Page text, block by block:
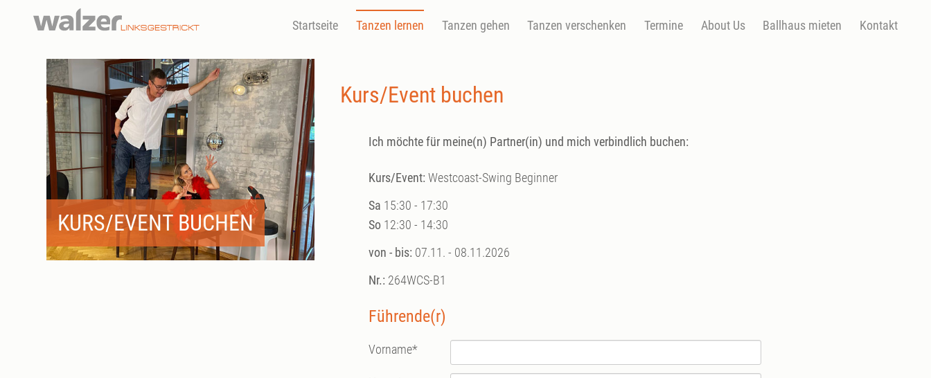
Startseite Tanzen lernen Tanzen gehen Tanzen verschenken Termine About Us Ballhaus mieten Kontakt
KURS/EVENT BUCHEN
Kurs/Event buchen
Ich möchte für meine(n) Partner(in) und mich verbindlich buchen:
Kurs/Event: Westcoast-Swing Beginner
Sa 15:30 - 17:30
So12:30 - 14:30
von - bis: 07.11. - 08.11.2026
Nr.: 264WCS-B1
Führende(r)
Vorname*